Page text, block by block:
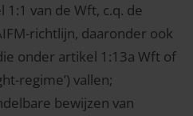
van de Wft, c.q. de
richtlijn, daaronder ook
onder artikel 1:13a Wft of
regime’) vallen;
bewijzen van